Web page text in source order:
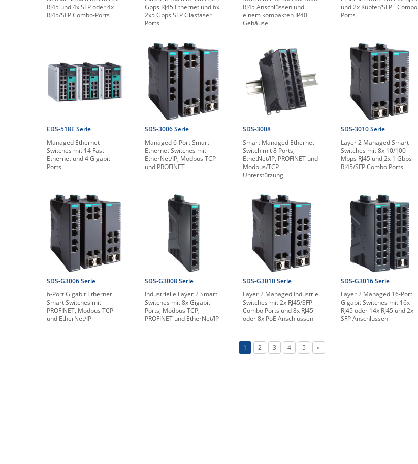
RJ45 und 4x SFP oder 4x
RJ45/SFP Combo-Ports
Gbps RJ45 Ethernet und 6x
2x5 Gbps SFP Glasfaser
Ports
RJ45 Anschlüssen und
einem kompakten IP40
Gehäuse
und 2x Kupfer/SFP+ Combo
Ports
EDS-518E Serie
Managed Ethernet
Switches mit 14 Fast
Ethernet und 4 Gigabit
Ports
SDS-3006 Serie
Managed 6-Port Smart
Ethernet Switches mit
EtherNet/IP, Modbus TCP
und PROFINET
SDS-3008
Smart Managed Ethernet
Switch mit 8 Ports,
EthetNet/IP, PROFINET und
Modbus/TCP
Unterstützung
SDS-3010 Serie
Layer 2 Managed Smart
Switches mit 8x 10/100
Mbps RJ45 und 2x 1 Gbps
RJ45/SFP Combo Ports
SDS-G3006 Serie
6-Port Gigabit Ethernet
Smart Switches mit
PROFINET, Modbus TCP
und EtherNet/IP
SDS-G3008 Serie
Industrielle Layer 2 Smart
Switches mit 8x Gigabit
Ports, Modbus TCP,
PROFINET und EtherNet/IP
SDS-G3010 Serie
Layer 2 Managed Industrie
Switches mit 2x RJ45/SFP
Combo Ports und 8x RJ45
oder 8x PoE Anschlüssen
SDS-G3016 Serie
Layer 2 Managed 16-Port
Gigabit Switches mit 16x
RJ45 oder 14x RJ45 und 2x
SFP Anschlüssen
1 2 3 4 5 »